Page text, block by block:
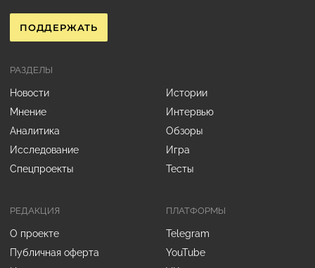
ПОДДЕРЖАТЬ
РЕДАКЦИЯ
О проекте
Публичная оферта
РАЗДЕЛЫ
Новости
Истории
Мнение
Интервью
Аналитика
Обзоры
Исследование
Игра
Спецпроекты
Тесты
ПЛАТФОРМЫ
Telegram
YouTube